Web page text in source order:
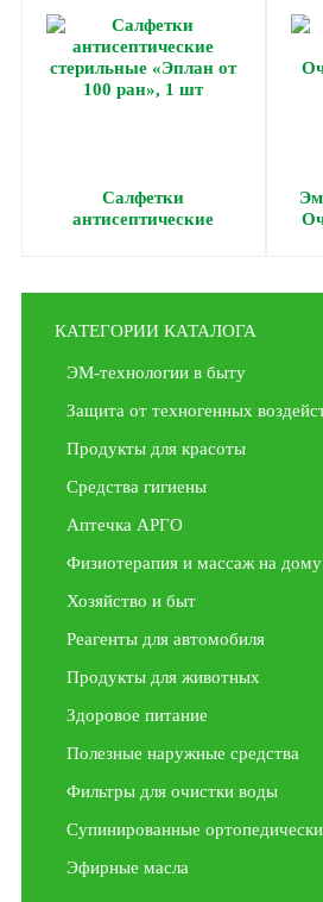
Салфетки
антисептические
КАТЕГОРИИ КАТАЛОГА
ЭМ-технологии в быту
Защита от техногенных
Продукты для красоты
Средства гигиены
Аптечка АРГО
Физиотерапия и массаж на дому
Хозяйство и быт
Реагенты для автомобиля
Продукты для животных
Здоровое питание
Полезные наружные средства
Фильтры для очистки воды
Супинированные
Эфирные масла